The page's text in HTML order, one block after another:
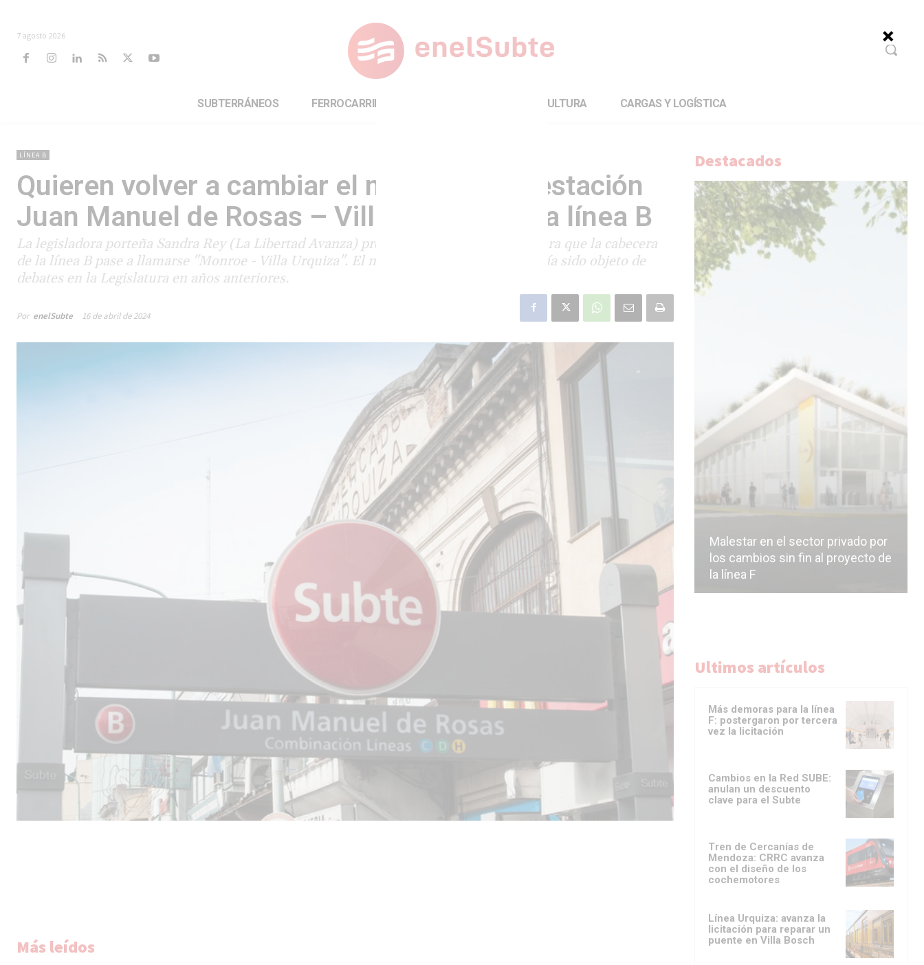
7 agosto 2026
SUBTERRÁNEOS FERROCARRILES CULTURA CARGAS Y LOGÍSTICA
LÍNEA B
Quieren volver a cambiar el nombre de la estación
Juan Manuel de Rosas – Villa Urquiza de la línea B
La legisladora porteña Sandra Rey (La Libertad Avanza) presentó un proyecto de ley para que la cabecera
de la línea B pase a llamarse "Monroe - Villa Urquiza". El nombre de la estación ya había sido objeto de
debates en la Legislatura en años anteriores.
Por enelSubte 16 de abril de 2024
Más leídos
Destacados
Malestar en el sector privado por
los cambios sin fin al proyecto de
la línea F
Ultimos artículos
Más demoras para la línea
F: postergaron por tercera
vez la licitación
Cambios en la Red SUBE:
anulan un descuento
clave para el Subte
Tren de Cercanías de
Mendoza: CRRC avanza
con el diseño de los
cochemotores
Línea Urquiza: avanza la
licitación para reparar un
puente en Villa Bosch